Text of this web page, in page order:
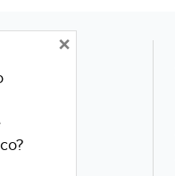
×